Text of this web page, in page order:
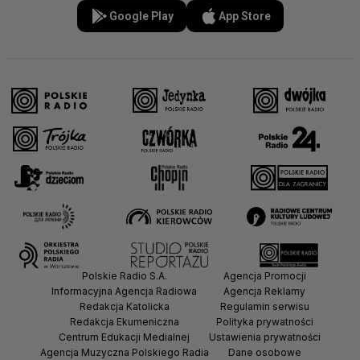
Google Play App Store
Polskie Radio S.A.
Informacyjna Agencja Radiowa
Redakcja Katolicka
Redakcja Ekumeniczna
Centrum Edukacji Medialnej
Agencja Muzyczna Polskiego Radia
Agencja Promocji
Agencja Reklamy
Regulamin serwisu
Polityka prywatności
Ustawienia prywatności
Dane osobowe